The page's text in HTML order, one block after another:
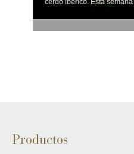
Productos